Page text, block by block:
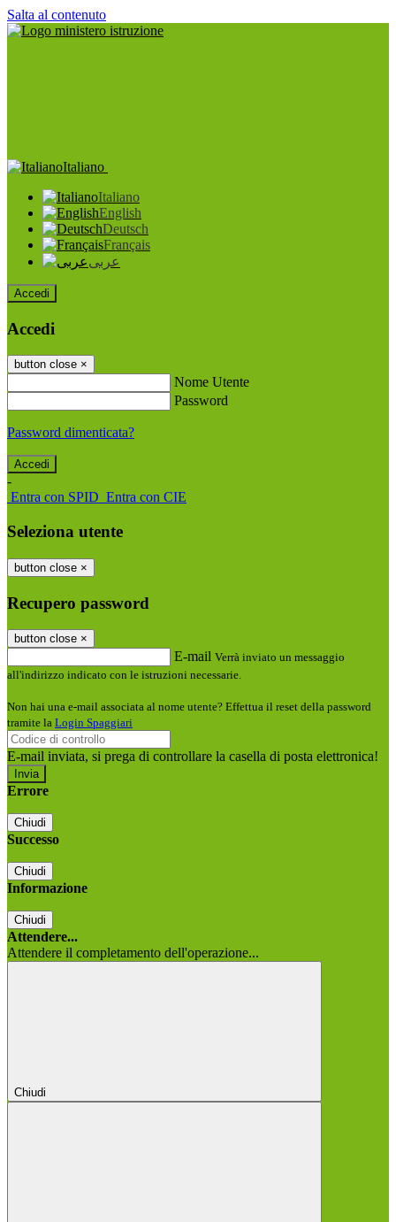
Salta al contenuto
Italiano
Italiano
English
Deutsch
Français
عربى
Accedi
Accedi
button close ×
Nome Utente
Password
Password dimenticata?
-
Entra con SPID Entra con CIE
Seleziona utente
button close ×
Recupero password
button close ×
E-mail Verrà inviato un messaggio
all'indirizzo indicato con le istruzioni necessarie.
Non hai una e-mail associata al nome utente? Effettua il reset della password
tramite la Login Spaggiari
E-mail inviata, si prega di controllare la casella di posta elettronica!
Errore
Chiudi
Successo
Chiudi
Informazione
Chiudi
Attendere...
Attendere il completamento dell'operazione...
Chiudi